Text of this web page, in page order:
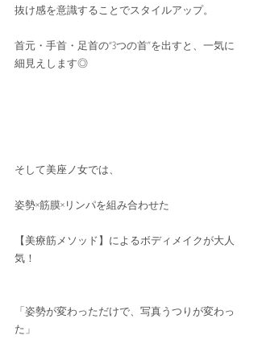
抜け感を意識することでスタイルアップ。
首元・手首・足首の“3つの首”を出すと、一気に
細見えします◎
そして美座ノ女では、
姿勢×筋膜×リンパを組み合わせた
【美療筋メソッド】によるボディメイクが大人
気！
「姿勢が変わっただけで、写真うつりが変わっ
た」